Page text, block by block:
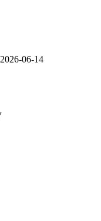
2026-06-14